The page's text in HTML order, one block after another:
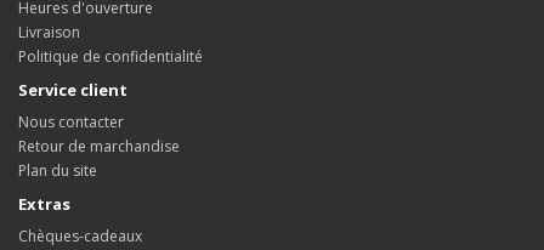
Heures d'ouverture
Livraison
Politique de confidentialité
Service client
Nous contacter
Retour de marchandise
Plan du site
Extras
Chèques-cadeaux